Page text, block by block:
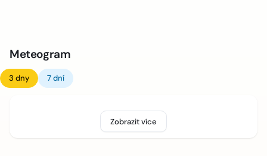
Meteogram
3 dny 7 dní
Zobrazit více